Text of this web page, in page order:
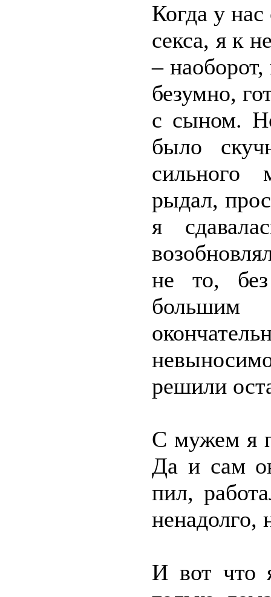
Когда у
секса, я к
–
безумно,
с сыном.
было
сильного
рыдал,
я
не то,
большим
решили
С мужем я
Да и сам
пил,
ненадолго,
И вот что